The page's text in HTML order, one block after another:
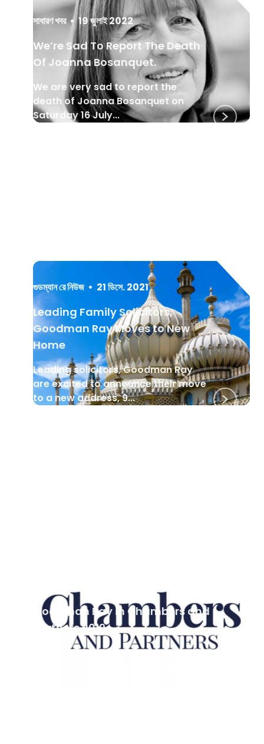
সাধারণ খবর•19 জুলাই 2022
We’re Sad To Report The Death
Of Joanna Bosanquet.
We are very sad to report the
death of Joanna Bosanquet on
Saturday 16 July...
গুডম্যান রে নিউজ • 21 ডিসে. 2021
Leading Family Solicitors,
Goodman Ray Moves to New
Home
Leading solicitors, Goodman Ray
are excited to announce their move
to a new address, 9...
Goodman Ray in Chambers and
Partners 2019
The Chambers and Partners Legal